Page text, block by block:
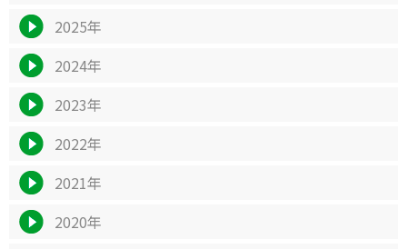
2025年
2024年
2023年
2022年
2021年
2020年